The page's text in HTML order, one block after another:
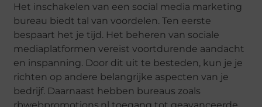
Het inschakelen van een social media marketing
bureau biedt tal van voordelen. Ten eerste
bespaart het je tijd. Het beheren van sociale
mediaplatformen vereist voortdurende aandacht
en inspanning. Door dit uit te besteden, kun je je
richten op andere belangrijke aspecten van je
bedrijf. Daarnaast hebben bureaus zoals